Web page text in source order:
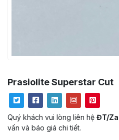
Prasiolite Superstar Cut
Quý khách vui lòng liên hệ ĐT/
vấn và báo giá chi tiết.